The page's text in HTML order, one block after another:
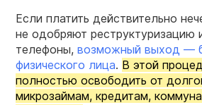
Если платить действительно
не одобряют реструктуризацию
телефоны, возможный выход —
физического лица. В этой
полностью освободить от
микрозаймам, кредитам,